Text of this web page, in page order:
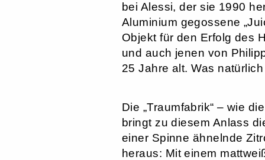
bei Alessi, der sie 1990
Aluminium gegossene
Objekt für den Erfolg des
und auch jenen von
25 Jahre alt. Was
Die „Traumfabrik“ – wie
bringt zu diesem Anlass
einer Spinne ähnelnde
heraus: Mit einem